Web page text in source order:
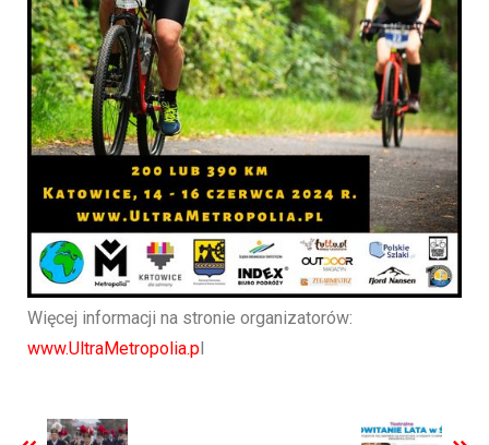
Więcej informacji na stronie organizatorów:
www.UltraMetropolia.pl